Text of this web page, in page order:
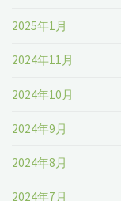
2025年1月
2024年11月
2024年10月
2024年9月
2024年8月
2024年7月